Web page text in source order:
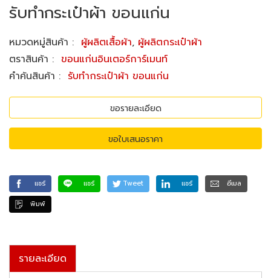
รับทำกระเป๋าผ้า ขอนแก่น
หมวดหมู่สินค้า : ผู้ผลิตเสื้อผ้า, ผู้ผลิตกระเป๋าผ้า
ตราสินค้า : ขอนแก่นอินเตอร์การ์เมนท์
คำค้นสินค้า : รับทำกระเป๋าผ้า ขอนแก่น
ขอรายละเอียด
ขอใบเสนอราคา
แชร์ แชร์ Tweet แชร์
อีเมล
พิมพ์
รายละเอียด